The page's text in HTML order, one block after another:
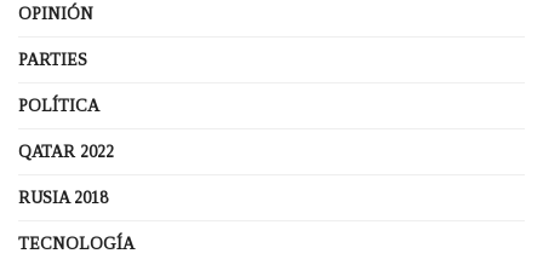
OPINIÓN
PARTIES
POLÍTICA
QATAR 2022
RUSIA 2018
TECNOLOGÍA